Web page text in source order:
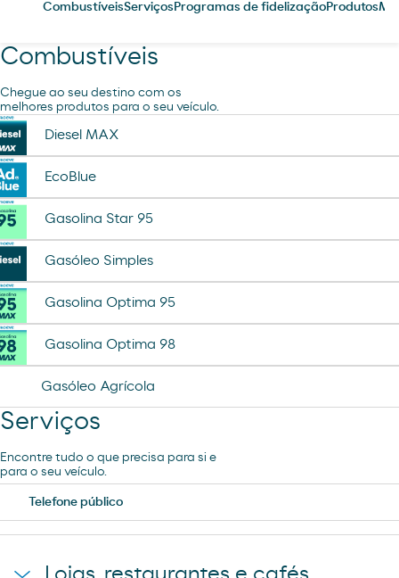
CombustíveisServiços Programas de fidelizaçãoProdutos
Combustíveis
Chegue ao seu destino com os
melhores produtos para o seu veículo.
Diesel MAX
EcoBlue
Gasolina Star 95
Gasóleo Simples
Gasolina Optima 95
Gasolina Optima 98
Gasóleo Agrícola
Serviços
Encontre tudo o que precisa para si e
para o seu veículo.
Telefone público